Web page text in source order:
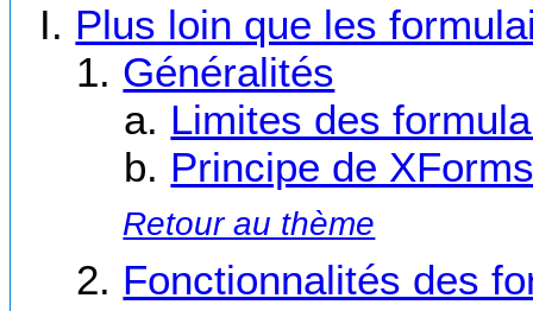
Plus loin que les
Généralités
Limites des
Principe de
Retour au thème
Fonctionnalités des